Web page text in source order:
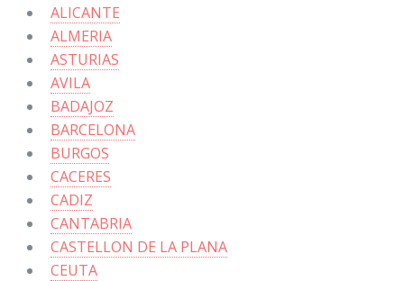
ALICANTE
ALMERIA
ASTURIAS
AVILA
BADAJOZ
BARCELONA
BURGOS
CACERES
CADIZ
CANTABRIA
CASTELLON DE LA PLANA
CEUTA